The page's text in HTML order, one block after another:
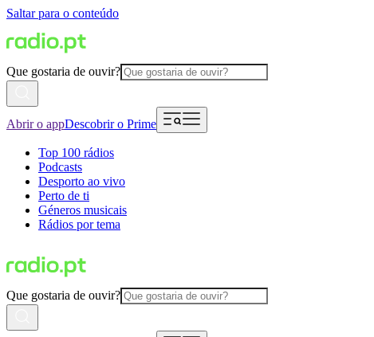
Saltar para o conteúdo
Que gostaria de ouvir?
Abrir o appDescobrir o Prime
Top 100 rádios
Podcasts
Desporto ao vivo
Perto de ti
Géneros musicais
Rádios por tema
Que gostaria de ouvir?